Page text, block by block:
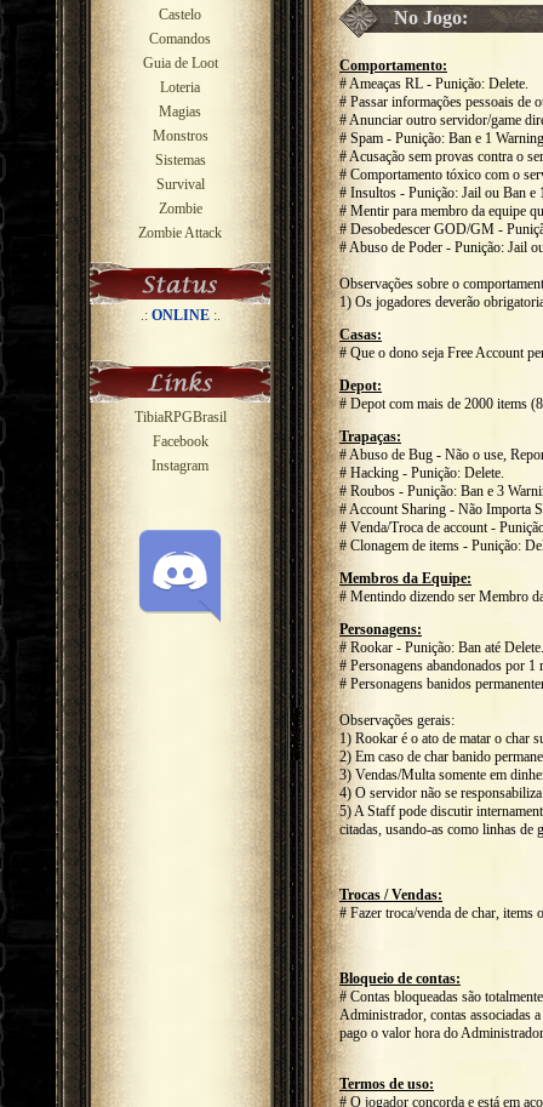
Castelo
Comandos
Guia de Loot
Loteria
Magias
Monstros
Sistemas
Survival
Zombie
Zombie Attack
.: ONLINE:.
TibiaRPGBrasil
Facebook
Instagram
No Jogo:
Comportamento:
# Ameaças RL - Punição: Delete.
# Passar informações pessoais de
# Anunciar outro servidor/game
# Spam - Punição: Ban e 1
# Acusação sem provas contra o
# Comportamento tóxico com o
# Insultos - Punição: Jail ou Ban e
# Mentir para membro da equipe
# Desobedescer GOD/GM -
# Abuso de Poder - Punição: Jail
Observações sobre o
1) Os jogadores deverão
Casas:
# Que o dono seja Free Account
Depot:
# Depot com mais de 2000 items
Trapaças:
# Abuso de Bug - Não o use,
# Hacking - Punição: Delete.
# Roubos - Punição: Ban e 3
# Account Sharing - Não Importa
# Venda/Troca de account -
# Clonagem de items - Punição:
Membros da Equipe:
# Mentindo dizendo ser Membro
Personagens:
# Rookar - Punição: Ban até Delete.
# Personagens abandonados por
# Personagens banidos
Observações gerais:
1) Rookar é o ato de matar o char
2) Em caso de char banido
3) Vendas/Multa somente em
4) O servidor não se
5) A Staff pode discutir
citadas, usando-as como linhas de
Trocas / Vendas:
# Fazer troca/venda de char,
Bloqueio de contas:
# Contas bloqueadas são
Administrador, contas associadas
pago o valor hora do
Termos de uso:
# O jogador concorda e está em